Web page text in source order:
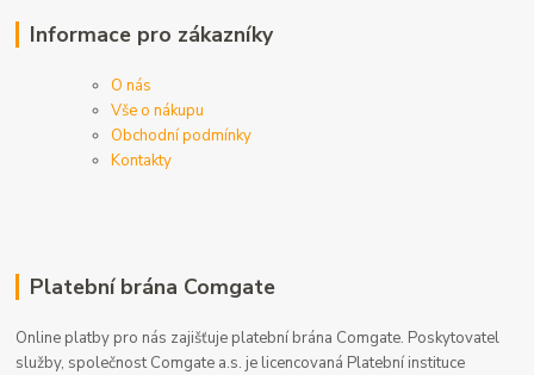
Informace pro zákazníky
O nás
Vše o nákupu
Obchodní podmínky
Kontakty
Platební brána Comgate
Online platby pro nás zajišťuje platební brána Comgate. Poskytovatel
služby, společnost Comgate a.s. je licencovaná Platební instituce